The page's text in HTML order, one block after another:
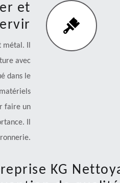
et
Il
avec
dans le
faire un
Il
KG